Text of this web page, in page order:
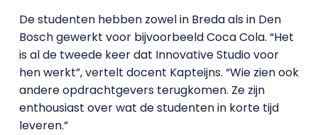
De studenten hebben zowel in Breda als in Den
Bosch gewerkt voor bijvoorbeeld Coca Cola. “Het
is al de tweede keer dat Innovative Studio voor
hen werkt”, vertelt docent Kapteijns. “Wie zien ook
andere opdrachtgevers terugkomen. Ze zijn
enthousiast over wat de studenten in korte tijd
leveren.”